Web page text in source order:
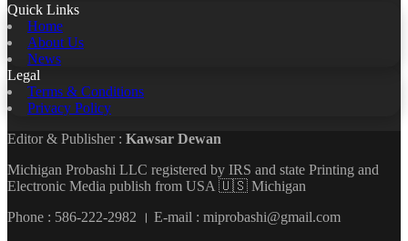
Quick Links
Home
About Us
News
Legal
Terms & Conditions
Privacy Policy
Editor & Publisher : Kawsar Dewan
Michigan Probashi LLC registered by IRS and state Printing and
Electronic Media publish from USA 🇺🇸 Michigan
Phone : 586-222-2982 । E-mail : miprobashi@gmail.com